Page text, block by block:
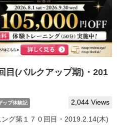
目(バルクアップ期)・201
ップ体験記 2,044 Views
グ第１７０回目・2019.2.14(木)